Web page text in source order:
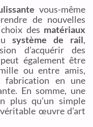
vous-même
de nouvelles
des matériaux
système de rail,
d’acquérir des
également être
ou entre amis,
fabrication en une
En somme, une
plus qu’un simple
œuvre d’art